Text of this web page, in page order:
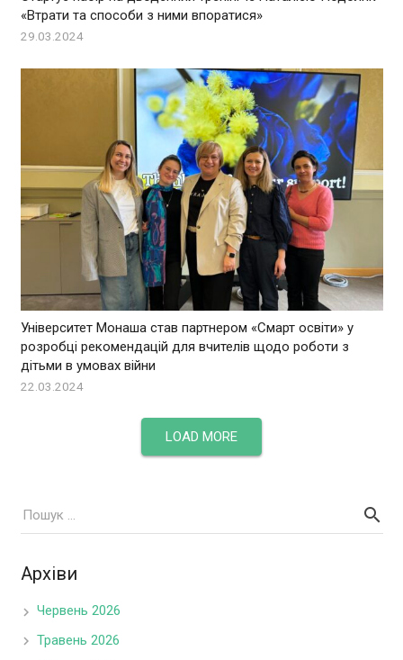
«Втрати та способи з ними впоратися»
29.03.2024
Університет Монаша став партнером «Смарт освіти» у
розробці рекомендацій для вчителів щодо роботи з
дітьми в умовах війни
22.03.2024
LOAD MORE
Архіви
Червень 2026
Травень 2026